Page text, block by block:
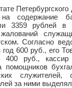
содержание
3359 рублей в
Согласно
год 600 руб., его
400 руб.,
помощников
за ними